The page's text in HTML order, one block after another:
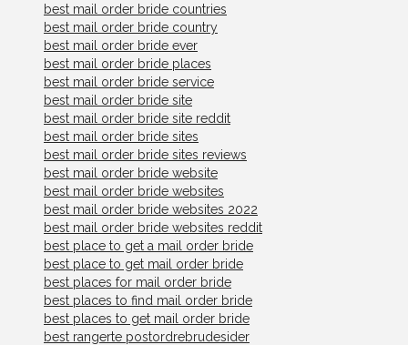
best mail order bride countries
best mail order bride country
best mail order bride ever
best mail order bride places
best mail order bride service
best mail order bride site
best mail order bride site reddit
best mail order bride sites
best mail order bride sites reviews
best mail order bride website
best mail order bride websites
best mail order bride websites 2022
best mail order bride websites reddit
best place to get a mail order bride
best place to get mail order bride
best places for mail order bride
best places to find mail order bride
best places to get mail order bride
best rangerte postordrebrudesider